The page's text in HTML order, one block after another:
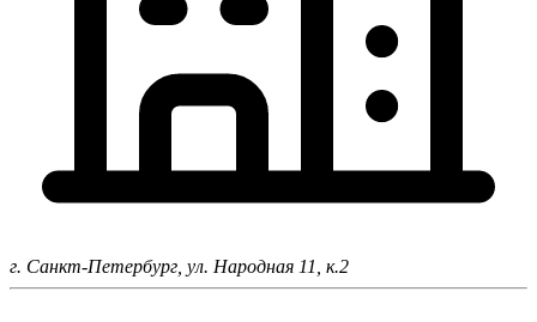
г. Санкт-Петербург, ул. Народная 11, к.2